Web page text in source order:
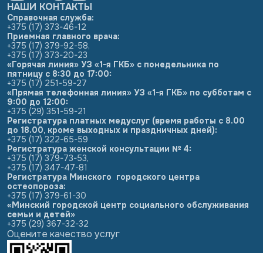
НАШИ КОНТАКТЫ
Справочная служба:
+375 (17) 373-46-12
Приемная главного врача:
+375 (17) 379-92-58,
+375 (17) 373-20-23
«Горячая линия» УЗ «1-я ГКБ» с понедельника по
пятницу с 8:30 до 17:00:
+375 (17) 251-59-27
«Прямая телефонная линия» УЗ «1-я ГКБ» по субботам с
9:00 до 12:00:
+375 (29) 351-59-21
Регистратура платных медуслуг (время работы с 8.00
до 18.00, кроме выходных и праздничных дней):
+375 (17) 322-65-59
Регистратура женской консультации № 4:
+375 (17) 379-73-53,
+375 (17) 347-47-81
Регистратура Минского городского центра
остеопороза:
+375 (17) 379-61-30
«Минский городской центр социального обслуживания
семьи и детей»
+375 (29) 367-32-32
Оцените качество услуг